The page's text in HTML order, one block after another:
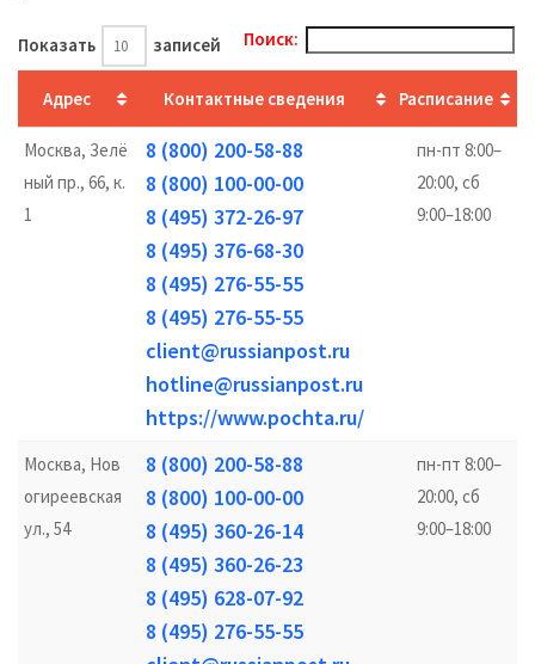
Показать записей Поиск:
Адрес Контактные сведения Расписание
Москва, Зелё
ный пр., 66, к.
1
8 (800) 200-58-88
8 (800) 100-00-00
8 (495) 372-26-97
8 (495) 376-68-30
8 (495) 276-55-55
8 (495) 276-55-55
client@russianpost.ru
hotline@russianpost.ru
https://www.pochta.ru/
пн-пт 8:00–
20:00, сб
9:00–18:00
Москва, Нов
огиреевская
ул., 54
8 (800) 200-58-88
8 (800) 100-00-00
8 (495) 360-26-14
8 (495) 360-26-23
8 (495) 628-07-92
8 (495) 276-55-55
пн-пт 8:00–
20:00, сб
9:00–18:00